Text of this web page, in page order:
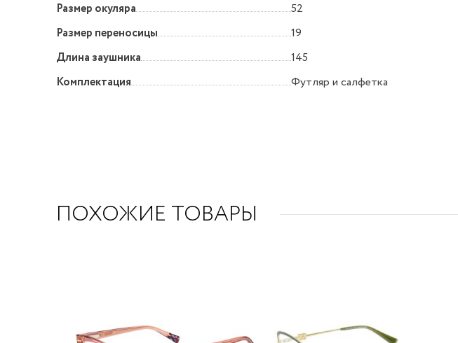
Размер окуляра
52
Размер переносицы
19
Длина заушника
145
Комплектация
Футляр и салфетка
ПОХОЖИЕ ТОВАРЫ